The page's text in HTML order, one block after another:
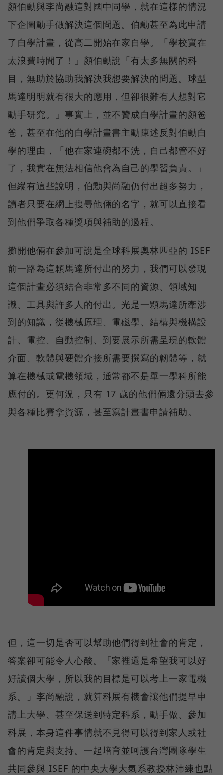
顏伯勳與李尚融這對國中同學，就在這樣的情況
下企圖動手做解決這個問題。伯勳甚至為此申請
了自學計畫，從高二開始在家自學。「學校實在
太浪費時間了！」顏伯勳說「有太多無關的科
目，無助於協助我解決我想要解決的問題。球型
馬達明明就有很大的應用，但卻很難有人想對它
動手研究。」事實上，並不贊成自學計畫的顏爸
爸，甚至在他的自學計畫書主動陳述反對伯勳自
學的理由，「他在家連碗都不洗，自己都管不好
了，我實在無法相信他會為自己的學習負責。」
但縱有這些說明，伯勳與尚融仍付出超多努力，
讀者只要在網上搜尋他倆的名字，就可以直接看
到他們爭取各種獎項與補助的過程。
攤開他倆在參加可說是全球科展奧林匹亞的 ISEF
前一路為這顆馬達所付出的努力，我們可以發現
這個計畫必須結合非常多不同的資源、領域知
識、工具與許多人的付出。光是一顆馬達所牽涉
到的知識，從機械原理、電磁學、結構與機構設
計、電控、自動控制、到要展示所需呈現的軟體
介面、軟體與硬體介接所需要撰寫的韌體等，就
算在機械或電機領域，通常都不是單一學科所能
應付的。更何況，只有 17 歲的他們倆還分頭去參
與各種比賽拿資源，甚至寫計畫書申請補助。
但，這一切是否可以幫助他們得到社會的肯定，
答案卻可能令人心酸。「家裡還是希望我可以好
好讀個大學，所以我的目標是可以考上一家電機
系。」李尚融說，就算科展有機會讓他們提早申
請上大學、甚至保送到特定科系，動手做、參加
科展，本身這件事情就不見得可以得到家人或社
會的肯定與支持。一起培育並呵護台灣團隊學生
共同參與 ISEF 的中央大學大氣系教授林沛練也點